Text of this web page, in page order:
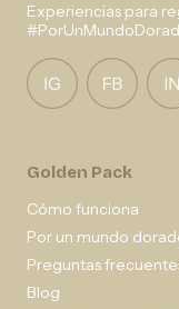
Experiencias para
Golden Pack
Cómo funciona
Por un mundo
Preguntas
Blog